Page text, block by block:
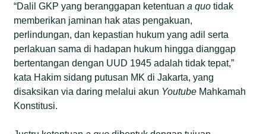
“Dalil GKP yang beranggapan ketentuana quo tidak
memberikan jaminan hak atas pengakuan,
perlindungan, dan kepastian hukum yang adil serta
perlakuan sama di hadapan hukum hingga dianggap
bertentangan dengan UUD 1945 adalah tidak tepat,”
kata Hakim sidang putusan MK di Jakarta, yang
disaksikan via daring melalui akun Youtube Mahkamah
Konstitusi.